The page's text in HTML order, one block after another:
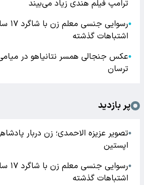
ترامپ فیلم هندی زیاد می‌بیند
●
اشتباهات گذشته
●عکس جنجالی همسر نتانیاهو در
ترسان
پر بازدید
●تصویر عزیزه الاحمدی؛ زن دربار
اپستین
●
اشتباهات گذشته